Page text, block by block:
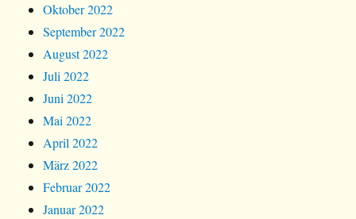
Oktober 2022
September 2022
August 2022
Juli 2022
Juni 2022
Mai 2022
April 2022
März 2022
Februar 2022
Januar 2022